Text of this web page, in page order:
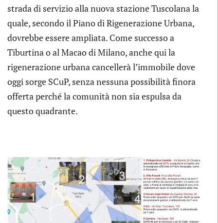
strada di servizio alla nuova stazione Tuscolana la
quale, secondo il Piano di Rigenerazione Urbana,
dovrebbe essere ampliata. Come successo a
Tiburtina o al Macao di Milano, anche qui la
rigenerazione urbana cancellerà l’immobile dove
oggi sorge SCuP, senza nessuna possibilità finora
offerta perché la comunità non sia espulsa da
questo quadrante.